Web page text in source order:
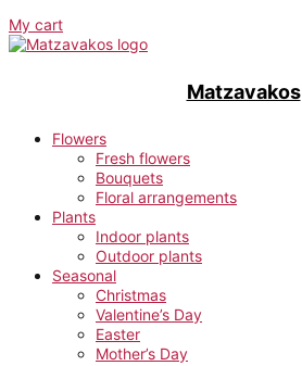
My cart
Matzavakos
Flowers
Fresh flowers
Bouquets
Floral arrangements
Plants
Indoor plants
Outdoor plants
Seasonal
Christmas
Valentine’s Day
Easter
Mother’s Day